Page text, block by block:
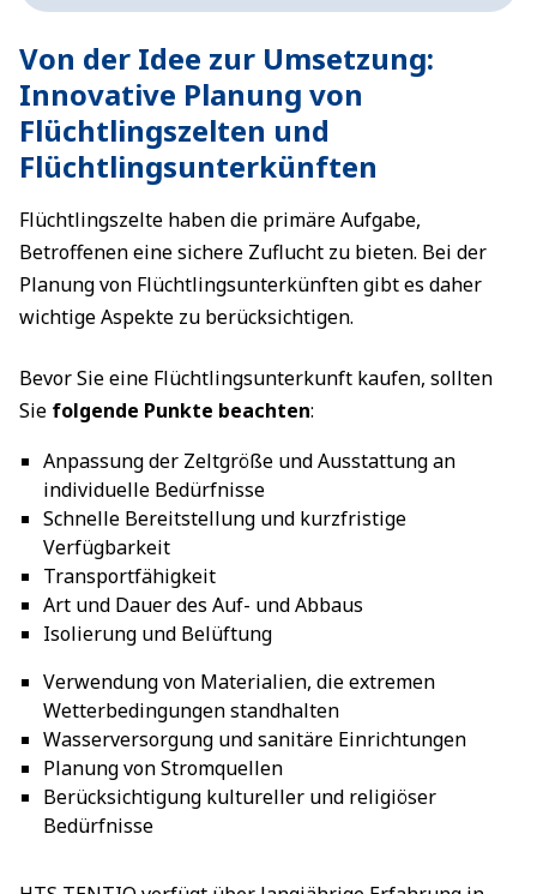
Von der Idee zur Umsetzung:
Innovative Planung von
Flüchtlingszelten und
Flüchtlingsunterkünften
Flüchtlingszelte haben die primäre Aufgabe,
Betroffenen eine sichere Zuflucht zu bieten. Bei der
Planung von Flüchtlingsunterkünften gibt es daher
wichtige Aspekte zu berücksichtigen.
Bevor Sie eine Flüchtlingsunterkunft kaufen, sollten
Sie folgende Punkte beachten:
Anpassung der Zeltgröße und Ausstattung an
individuelle Bedürfnisse
Schnelle Bereitstellung und kurzfristige
Verfügbarkeit
Transportfähigkeit
Art und Dauer des Auf- und Abbaus
Isolierung und Belüftung
Verwendung von Materialien, die extremen
Wetterbedingungen standhalten
Wasserversorgung und sanitäre Einrichtungen
Planung von Stromquellen
Berücksichtigung kultureller und religiöser
Bedürfnisse